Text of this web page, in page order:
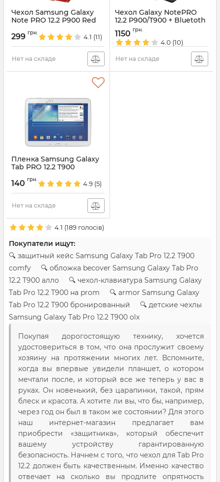
Чехол Samsung Galaxy
Note PRO 12.2 P900 Red
299 грн.
4.1 (11)
Нет на складе
Чехол Galaxy NotePRO
12.2 P900/T900 + Bluetoth
keyboard
Артикул: 1357
1150 грн.
4.0 (10)
Нет на складе
Пленка Samsung Galaxy
Tab PRO 12.2 T900
140 грн.
4.9 (5)
Нет на складе
4.1 (189 голосів)
Покупатели ищут:
🔍 защитный кейс Samsung Galaxy Tab Pro 12.2 T900
comfy 🔍 обложка becover Samsung Galaxy Tab Pro
12.2 T900 алло 🔍 чехол-клавиатура Samsung Galaxy
Tab Pro 12.2 T900 на prom 🔍 armor Samsung Galaxy
Tab Pro 12.2 T900 бронированный 🔍 детские чехлы
Samsung Galaxy Tab Pro 12.2 T900 olx
Покупая дорогостоящую технику, хочется
удостовериться в том, что она прослужит своему
хозяину на протяжении многих лет. Вспомните,
когда вы впервые увидели планшет, о котором
мечтали после, и который все же теперь у вас в
руках. Он новенький, без царапинки, такой, прям
блеск и красота. А хотите ли вы, что бы, например,
через год он был в таком же состоянии? Для этого
наш интернет-магазин предлагает вам
приобрести «защитника», который обеспечит
вашему устройству гарантированную
безопасность. Начнем с того, что чехол для Tab Pro
12.2 должен быть качественным. Именно качество
отвечает на сколько вы продлите опрятность